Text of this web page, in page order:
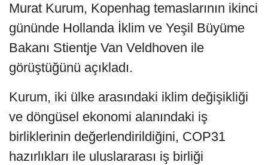
Murat Kurum, Kopenhag temaslarının ikinci
gününde Hollanda İklim ve Yeşil Büyüme
Bakanı Stientje Van Veldhoven ile
görüştüğünü açıkladı.
Kurum, iki ülke arasındaki iklim değişikliği
ve döngüsel ekonomi alanındaki iş
birliklerinin değerlendirildiğini, COP31
hazırlıkları ile uluslararası iş birliği